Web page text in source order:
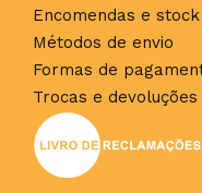
Encomendas e stock
Métodos de envio
Formas de
Trocas e devoluções